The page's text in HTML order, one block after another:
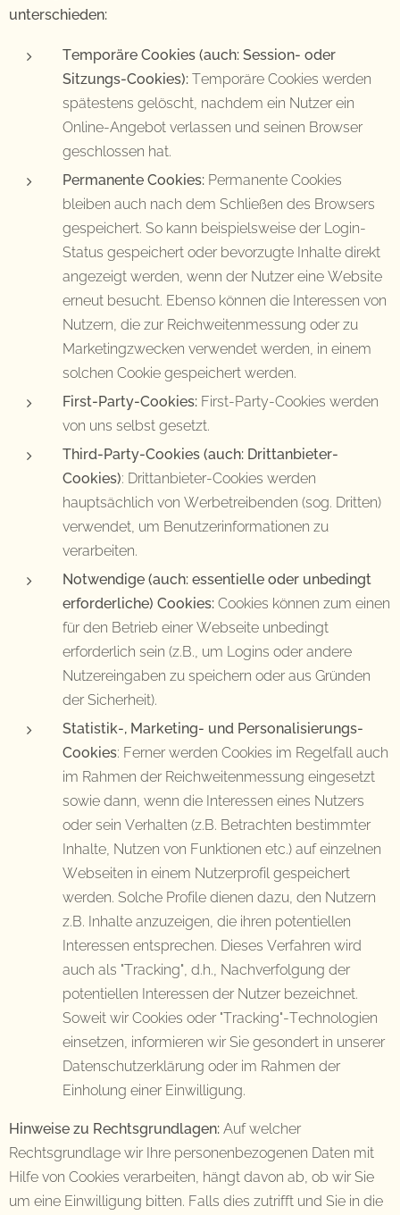
unterschieden:
Temporäre Cookies (auch: Session- oder
Sitzungs-Cookies): Temporäre Cookies werden
spätestens gelöscht, nachdem ein Nutzer ein
Online-Angebot verlassen und seinen Browser
geschlossen hat.
Permanente Cookies: Permanente Cookies
bleiben auch nach dem Schließen des Browsers
gespeichert. So kann beispielsweise der Login-
Status gespeichert oder bevorzugte Inhalte direkt
angezeigt werden, wenn der Nutzer eine Website
erneut besucht. Ebenso können die Interessen von
Nutzern, die zur Reichweitenmessung oder zu
Marketingzwecken verwendet werden, in einem
solchen Cookie gespeichert werden.
First-Party-Cookies: First-Party-Cookies werden
von uns selbst gesetzt.
Third-Party-Cookies (auch: Drittanbieter-
Cookies): Drittanbieter-Cookies werden
hauptsächlich von Werbetreibenden (sog. Dritten)
verwendet, um Benutzerinformationen zu
verarbeiten.
Notwendige (auch: essentielle oder unbedingt
erforderliche) Cookies: Cookies können zum einen
für den Betrieb einer Webseite unbedingt
erforderlich sein (z.B., um Logins oder andere
Nutzereingaben zu speichern oder aus Gründen
der Sicherheit).
Statistik-, Marketing- und Personalisierungs-
Cookies: Ferner werden Cookies im Regelfall auch
im Rahmen der Reichweitenmessung eingesetzt
sowie dann, wenn die Interessen eines Nutzers
oder sein Verhalten (z.B. Betrachten bestimmter
Inhalte, Nutzen von Funktionen etc.) auf einzelnen
Webseiten in einem Nutzerprofil gespeichert
werden. Solche Profile dienen dazu, den Nutzern
z.B. Inhalte anzuzeigen, die ihren potentiellen
Interessen entsprechen. Dieses Verfahren wird
auch als "Tracking", d.h., Nachverfolgung der
potentiellen Interessen der Nutzer bezeichnet.
Soweit wir Cookies oder "Tracking"-Technologien
einsetzen, informieren wir Sie gesondert in unserer
Datenschutzerklärung oder im Rahmen der
Einholung einer Einwilligung.
Hinweise zu Rechtsgrundlagen: Auf welcher
Rechtsgrundlage wir Ihre personenbezogenen Daten mit
Hilfe von Cookies verarbeiten, hängt davon ab, ob wir Sie
um eine Einwilligung bitten. Falls dies zutrifft und Sie in die